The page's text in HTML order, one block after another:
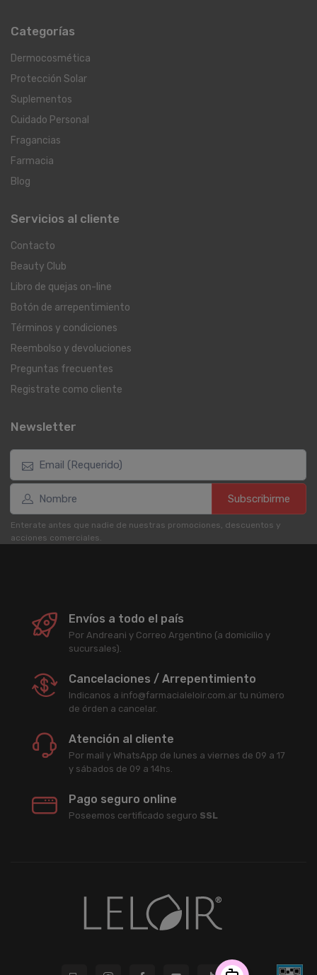
Categorías
Dermocosmética
Protección Solar
Suplementos
Cuidado Personal
Fragancias
Farmacia
Blog
Servicios al cliente
Contacto
Beauty Club
Libro de quejas on-line
Botón de arrepentimiento
Términos y condiciones
Reembolso y devoluciones
Preguntas frecuentes
Registrate como cliente
Newsletter
Subscribirme
Enterate antes que nadie de nuestras promociones, descuentos y
acciones comerciales.
Envíos a todo el país
Por Andreani y Correo Argentino (a domicilio y
sucursales).
Cancelaciones / Arrepentimiento
Indicanos a info@farmacialeloir.com.ar tu número
de órden a cancelar.
Atención al cliente
Por mail y WhatsApp de lunes a viernes de 09 a 17
y sábados de 09 a 14hs.
Pago seguro online
Poseemos certificado seguro SSL